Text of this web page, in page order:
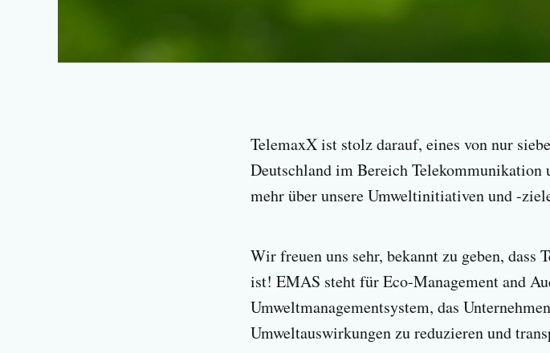
TelemaxX ist stolz darauf, eines von nur
Deutschland im Bereich Telekommunikation
mehr über unsere Umweltinitiativen und -
Wir freuen uns sehr, bekannt zu geben,
ist! EMAS steht für Eco-Management and
Umweltmanagementsystem, das
Umweltauswirkungen zu reduzieren und